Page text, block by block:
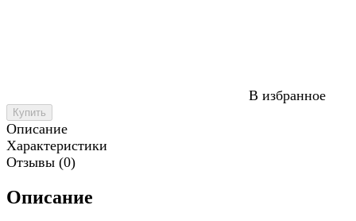
В избранное
Купить
Описание
Характеристики
Отзывы (0)
Описание